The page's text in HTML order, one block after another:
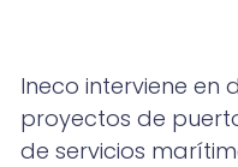
Ineco interviene en
proyectos de
de servicios